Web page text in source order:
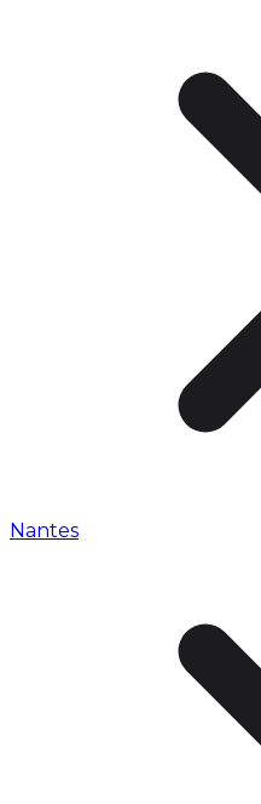
Nantes